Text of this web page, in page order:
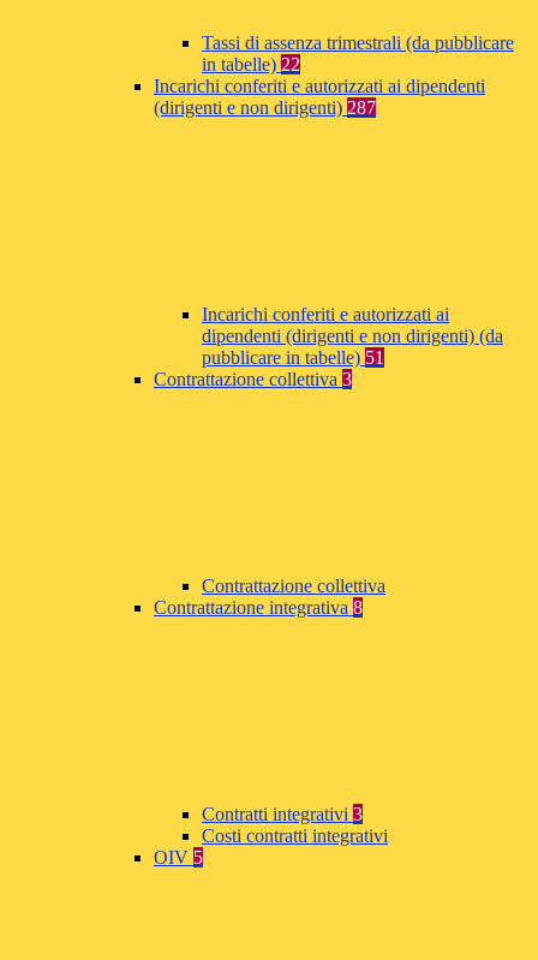
Tassi di assenza trimestrali (da pubblicare
in tabelle) 22
Incarichi conferiti e autorizzati ai dipendenti
(dirigenti e non dirigenti) 287
Incarichi conferiti e autorizzati ai
dipendenti (dirigenti e non dirigenti) (da
pubblicare in tabelle) 51
Contrattazione collettiva 3
Contrattazione collettiva
Contrattazione integrativa 8
Contratti integrativi 3
Costi contratti integrativi
OIV 5